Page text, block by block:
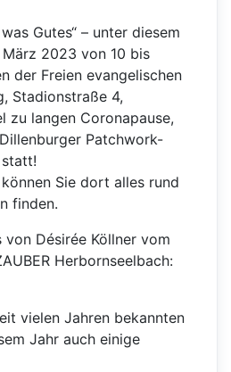
Gutes“ – unter diesem
2023 von 10 bis
der Freien evangelischen
Stadionstraße 4,
zu langen Coronapause,
Patchwork-
Sie dort alles rund
finden.
Désirée Köllner vom
Herbornseelbach:
vielen Jahren bekannten
Jahr auch einige